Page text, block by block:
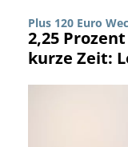
Plus 120 Euro
2,25
kurze Zeit: